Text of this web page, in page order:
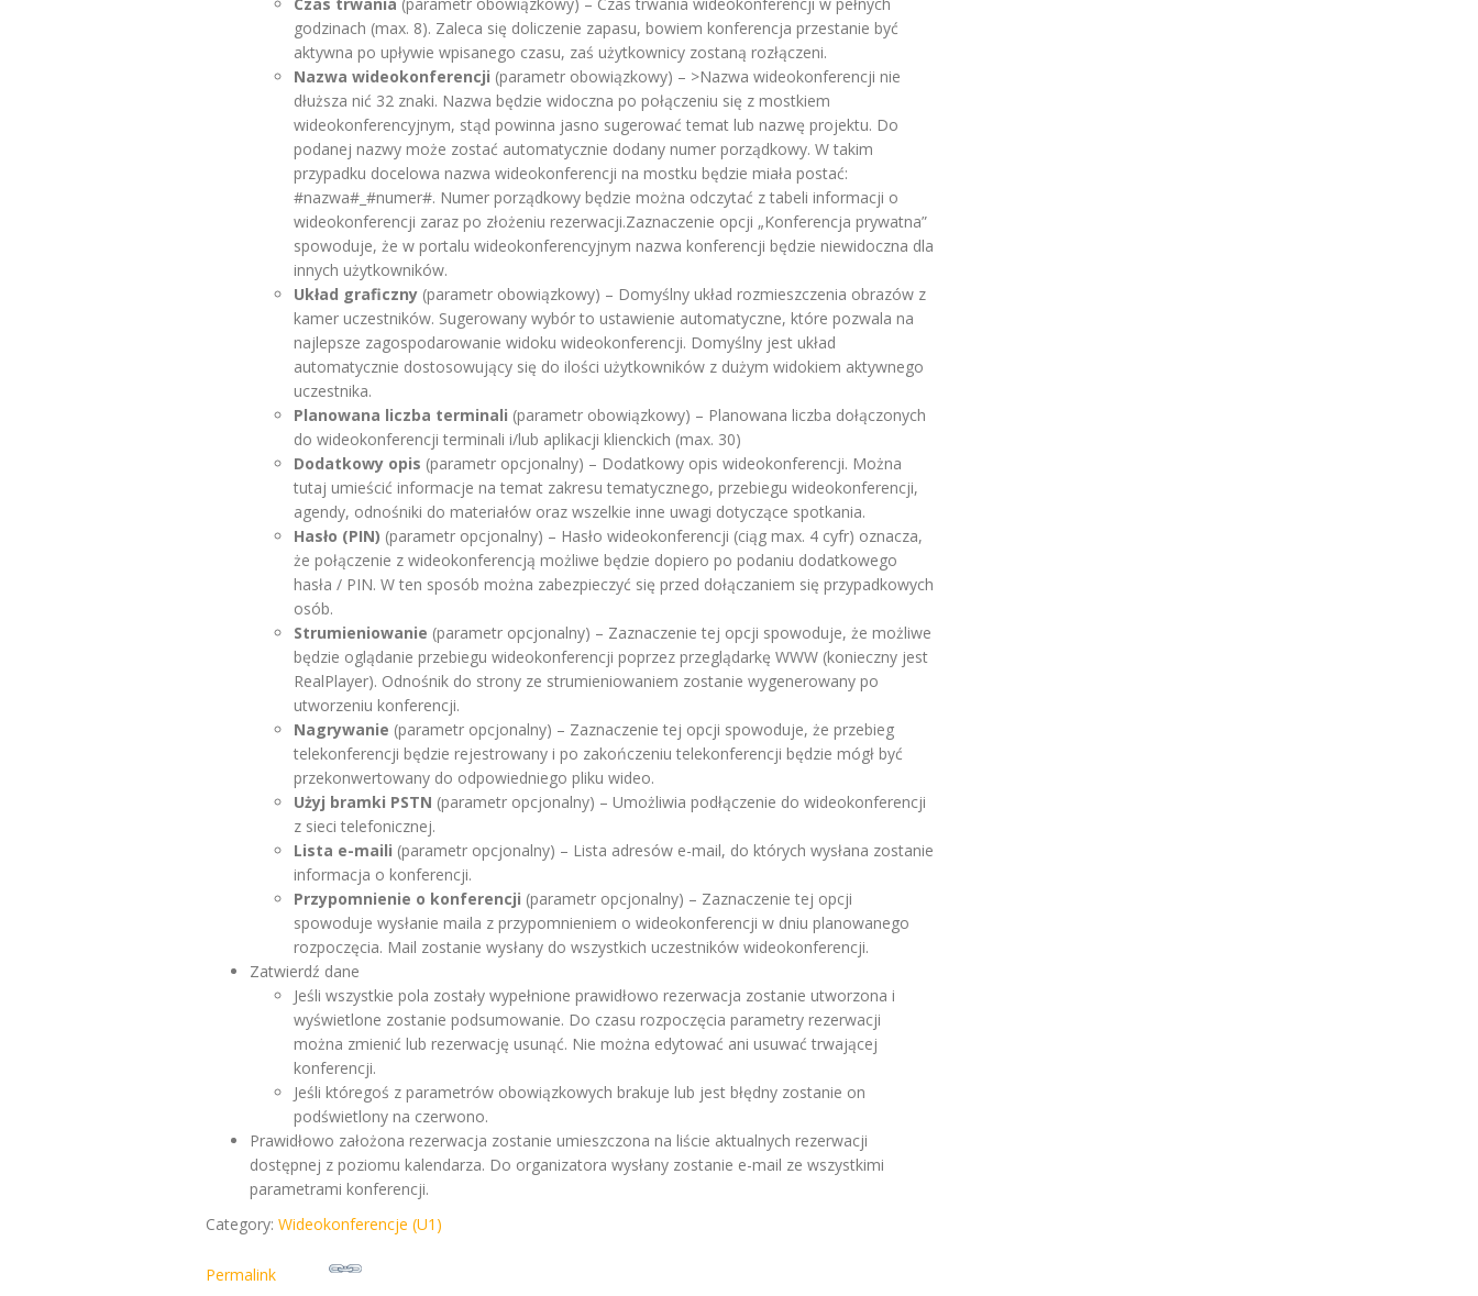
godzinach (max. 8). Zaleca się doliczenie zapasu, bowiem konferencja przestanie być
aktywna po upływie wpisanego czasu, zaś użytkownicy zostaną rozłączeni.
Nazwa wideokonferencji (parametr obowiązkowy) – >Nazwa wideokonferencji nie
dłuższa nić 32 znaki. Nazwa będzie widoczna po połączeniu się z mostkiem
wideokonferencyjnym, stąd powinna jasno sugerować temat lub nazwę projektu. Do
podanej nazwy może zostać automatycznie dodany numer porządkowy. W takim
przypadku docelowa nazwa wideokonferencji na mostku będzie miała postać:
#nazwa#_#numer#. Numer porządkowy będzie można odczytać z tabeli informacji o
wideokonferencji zaraz po złożeniu rezerwacji.Zaznaczenie opcji „Konferencja prywatna”
spowoduje, że w portalu wideokonferencyjnym nazwa konferencji będzie niewidoczna dla
innych użytkowników.
Układ graficzny (parametr obowiązkowy) – Domyślny układ rozmieszczenia obrazów z
kamer uczestników. Sugerowany wybór to ustawienie automatyczne, które pozwala na
najlepsze zagospodarowanie widoku wideokonferencji. Domyślny jest układ
automatycznie dostosowujący się do ilości użytkowników z dużym widokiem aktywnego
uczestnika.
Planowana liczba terminali (parametr obowiązkowy) – Planowana liczba dołączonych
do wideokonferencji terminali i/lub aplikacji klienckich (max. 30)
Dodatkowy opis (parametr opcjonalny) – Dodatkowy opis wideokonferencji. Można
tutaj umieścić informacje na temat zakresu tematycznego, przebiegu wideokonferencji,
agendy, odnośniki do materiałów oraz wszelkie inne uwagi dotyczące spotkania.
Hasło (PIN) (parametr opcjonalny) – Hasło wideokonferencji (ciąg max. 4 cyfr) oznacza,
że połączenie z wideokonferencją możliwe będzie dopiero po podaniu dodatkowego
hasła / PIN. W ten sposób można zabezpieczyć się przed dołączaniem się przypadkowych
osób.
Strumieniowanie (parametr opcjonalny) – Zaznaczenie tej opcji spowoduje, że możliwe
będzie oglądanie przebiegu wideokonferencji poprzez przeglądarkę WWW (konieczny jest
RealPlayer). Odnośnik do strony ze strumieniowaniem zostanie wygenerowany po
utworzeniu konferencji.
Nagrywanie (parametr opcjonalny) – Zaznaczenie tej opcji spowoduje, że przebieg
telekonferencji będzie rejestrowany i po zakończeniu telekonferencji będzie mógł być
przekonwertowany do odpowiedniego pliku wideo.
Użyj bramki PSTN (parametr opcjonalny) – Umożliwia podłączenie do wideokonferencji
z sieci telefonicznej.
Lista e-maili (parametr opcjonalny) – Lista adresów e-mail, do których wysłana zostanie
informacja o konferencji.
Przypomnienie o konferencji (parametr opcjonalny) – Zaznaczenie tej opcji
spowoduje wysłanie maila z przypomnieniem o wideokonferencji w dniu planowanego
rozpoczęcia. Mail zostanie wysłany do wszystkich uczestników wideokonferencji.
Zatwierdź dane
Jeśli wszystkie pola zostały wypełnione prawidłowo rezerwacja zostanie utworzona i
wyświetlone zostanie podsumowanie. Do czasu rozpoczęcia parametry rezerwacji
można zmienić lub rezerwację usunąć. Nie można edytować ani usuwać trwającej
konferencji.
Jeśli któregoś z parametrów obowiązkowych brakuje lub jest błędny zostanie on
podświetlony na czerwono.
Prawidłowo założona rezerwacja zostanie umieszczona na liście aktualnych rezerwacji
dostępnej z poziomu kalendarza. Do organizatora wysłany zostanie e-mail ze wszystkimi
parametrami konferencji.
Category: Wideokonferencje (U1)
Permalink